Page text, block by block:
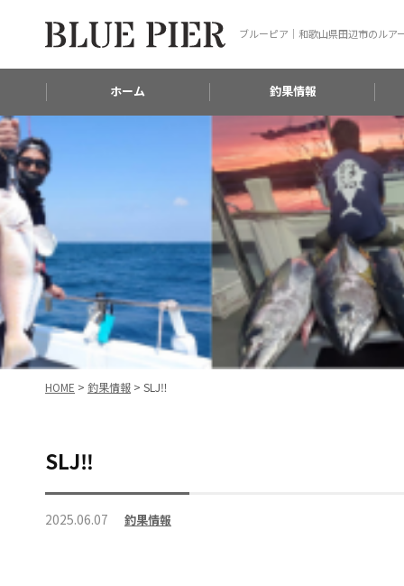
ブルーピア｜和歌山県田辺市のルア
ホーム 釣果情報
HOME > 釣果情報 > SLJ‼️
SLJ‼️
2025.06.07 釣果情報